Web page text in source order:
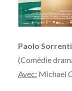
Paolo
(Comédie
Avec: Michael